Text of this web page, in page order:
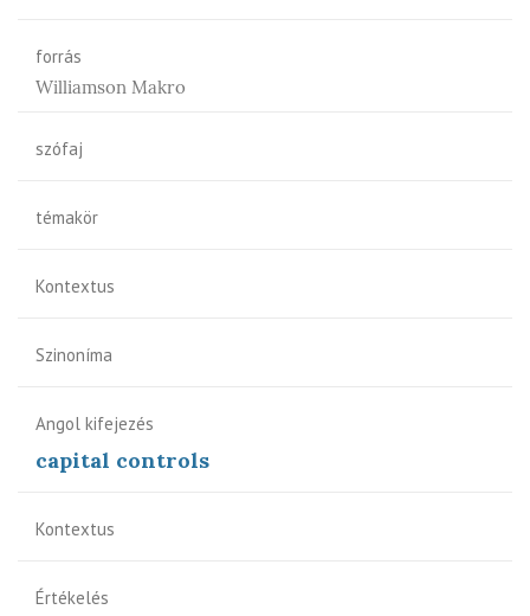
forrás
Williamson Makro
szófaj
témakör
Kontextus
Szinoníma
Angol kifejezés
capital controls
Kontextus
Értékelés